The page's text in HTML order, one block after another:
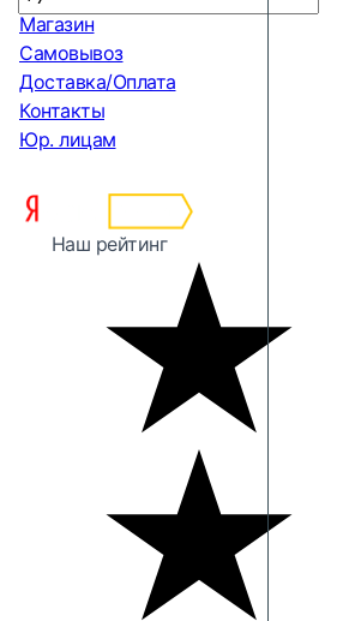
Магазин
Самовывоз
Доставка/Оплата
Контакты
Юр. лицам
Наш рейтинг